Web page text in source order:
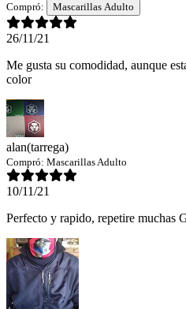
Compró: Mascarillas Adulto
26/11/21
Me gusta su comodidad, aunque
color
alan(tarrega)
Compró: Mascarillas Adulto
10/11/21
Perfecto y rapido, repetire muchas